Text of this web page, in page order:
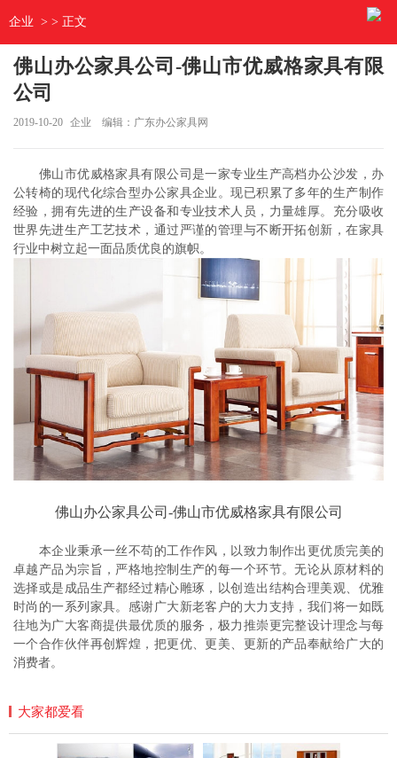
企业 > > 正文
佛山办公家具公司-佛山市优威格家具有限
公司
2019-10-20 企业 编辑：广东办公家具网
佛山市优威格家具有限公司是一家专业生产高档办公沙发，办
公转椅的现代化综合型办公家具企业。现已积累了多年的生产制作
经验，拥有先进的生产设备和专业技术人员，力量雄厚。充分吸收
世界先进生产工艺技术，通过严谨的管理与不断开拓创新，在家具
行业中树立起一面品质优良的旗帜。
佛山办公家具公司-佛山市优威格家具有限公司
本企业秉承一丝不苟的工作作风，以致力制作出更优质完美的
卓越产品为宗旨，严格地控制生产的每一个环节。无论从原材料的
选择或是成品生产都经过精心雕琢，以创造出结构合理美观、优雅
时尚的一系列家具。感谢广大新老客户的大力支持，我们将一如既
往地为广大客商提供最优质的服务，极力推崇更完整设计理念与每
一个合作伙伴再创辉煌，把更优、更美、更新的产品奉献给广大的
消费者。
大家都爱看